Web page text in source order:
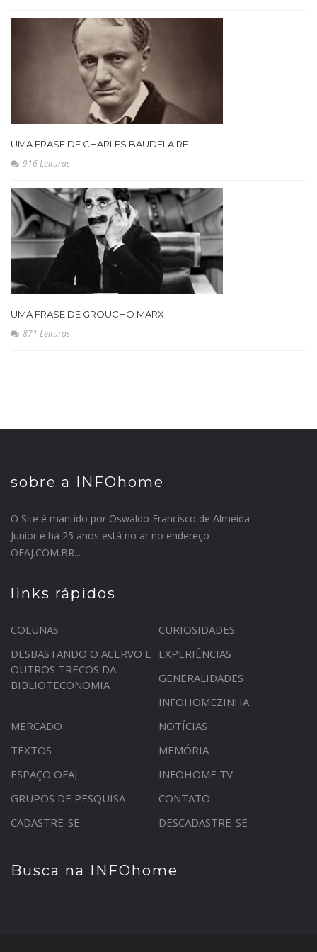
UMA FRASE DE CHARLES BAUDELAIRE
916 Leituras
UMA FRASE DE GROUCHO MARX
871 Leituras
sobre a INFOhome
O Site é mantido por Oswaldo Francisco de Almeida
Junior e há 25 anos está no ar no endereço
OFAJ.COM.BR...
links rápidos
COLUNAS
CURIOSIDADES
DESBASTANDO O ACERVO E
OUTROS TRECOS DA
BIBLIOTECONOMIA
EXPERIÊNCIAS
GENERALIDADES
INFOHOMEZINHA
MERCADO
NOTÍCIAS
TEXTOS
MEMÓRIA
ESPAÇO OFAJ
INFOHOME TV
GRUPOS DE PESQUISA
CONTATO
CADASTRE-SE
DESCADASTRE-SE
Busca na INFOhome